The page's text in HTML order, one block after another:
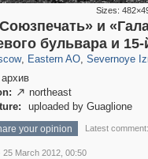
Sizes:
и
бульвара и
29,243
, Eastern AO
306
, Severnoye
819 3
 northeast
uploaded by Guaglione
your opinion Latest
25 March 2012, 00:50